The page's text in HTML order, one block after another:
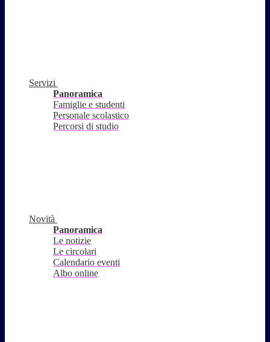
Servizi
Panoramica
Famiglie e studenti
Personale scolastico
Percorsi di studio
Novità
Panoramica
Le notizie
Le circolari
Calendario eventi
Albo online